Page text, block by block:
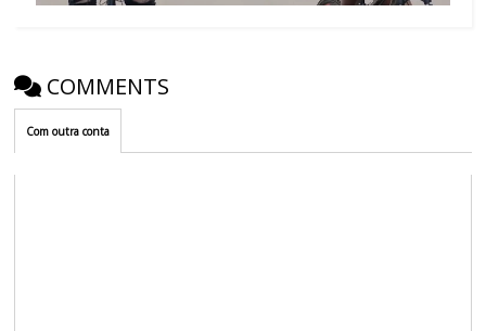
COMMENTS
Com outra conta